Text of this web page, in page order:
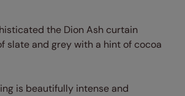
the Dion Ash curtain
slate and grey with a hint of cocoa
is beautifully intense and